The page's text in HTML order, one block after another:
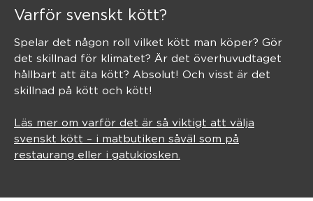
Varför svenskt kött?
Spelar det någon roll vilket kött man köper? Gör
det skillnad för klimatet? Är det överhuvudtaget
hållbart att äta kött? Absolut! Och visst är det
skillnad på kött och kött!
Läs mer om varför det är så viktigt att välja
svenskt kött – i matbutiken såväl som på
restaurang eller i gatukiosken.